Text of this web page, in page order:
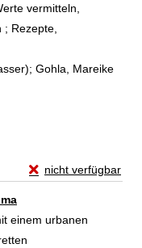
vermitteln,
Rezepte,
; Gohla, Mareike
nicht verfügbar
Exemplar-Details
einem urbanen